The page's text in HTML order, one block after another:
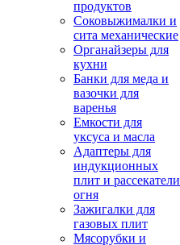
продуктов
Соковыжималки и
сита механические
Органайзеры для
кухни
Банки для меда и
вазочки для
варенья
Емкости для
уксуса и масла
Адаптеры для
индукционных
плит и рассекатели
огня
Зажигалки для
газовых плит
Мясорубки и